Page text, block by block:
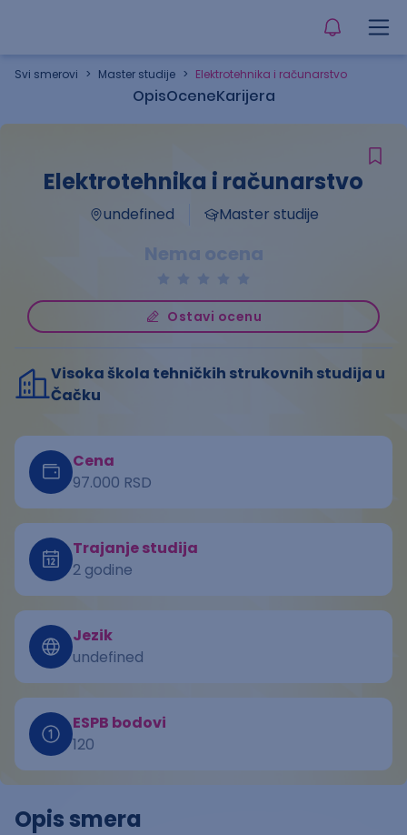
Svi smerovi > Master studije > Elektrotehnika i računarstvo
OpisOceneKarijera
Elektrotehnika i računarstvo
undefined Master studije
Nema ocena
Ostavi ocenu
Visoka škola tehničkih strukovnih studija u
Čačku
Cena
97.000 RSD
Trajanje studija
2 godine
Jezik
undefined
ESPB bodovi
120
Opis smera